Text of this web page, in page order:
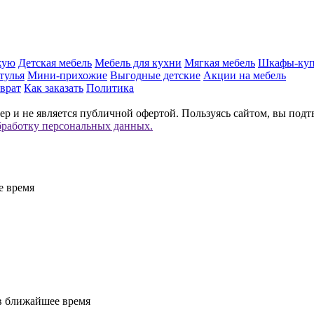
Детская мебель Мебель для кухни Мягкая мебель Шкафы-
Мини-прихожие Выгодные детские Акции на мебель
Как заказать Политика
и не является публичной офертой. Пользуясь сайтом, вы
персональных данных.
время
ближайшее время